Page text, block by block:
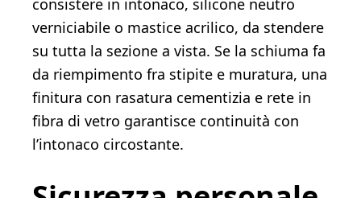
consistere in intonaco, silicone neutro
verniciabile o mastice acrilico, da stendere
su tutta la sezione a vista. Se la schiuma fa
da riempimento fra stipite e muratura, una
finitura con rasatura cementizia e rete in
fibra di vetro garantisce continuità con
l’intonaco circostante.